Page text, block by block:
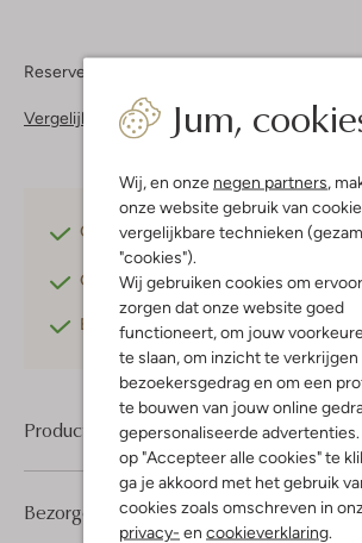
Jum,
Wij, en onze negen partners,
onze website gebruik van
vergelijkbare technieken
"cookies").
Wij gebruiken cookies om
zorgen dat onze website goed
functioneert, om jouw
te slaan, om inzicht te verkrijgen
bezoekersgedrag en om een
te bouwen van jouw online
gepersonaliseerde
op "Accepteer alle cookies" te
ga je akkoord met het gebruik
cookies zoals omschreven in
privacy- en cookieverklaring.
Reserveer direct in een van onze 37 boutiques
Vergelijkbare items
Gratis verzendingvanaf €75,-
Gratis retournerenbinnen 30 dagen*
Betaal achteraf met Klarna
Product informatie
Bezorgen & retourneren